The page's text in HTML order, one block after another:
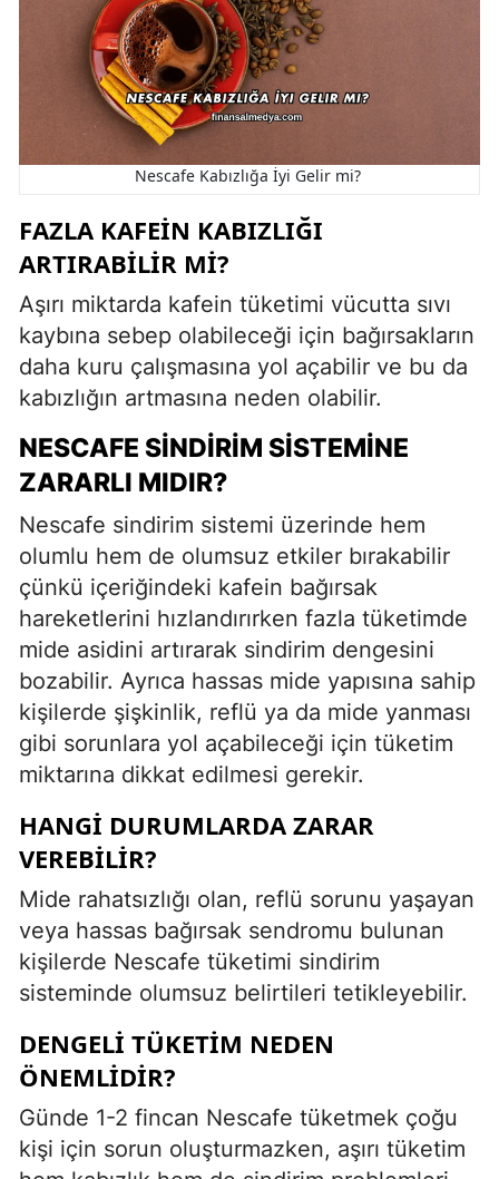
Nescafe Kabızlığa İyi Gelir mi?
FAZLA KAFEIN KABIZLIĞI
ARTIRABILIR MI?
Aşırı miktarda kafein tüketimi vücutta sıvı
kaybına sebep olabileceği için bağırsakların
daha kuru çalışmasına yol açabilir ve bu da
kabızlığın artmasına neden olabilir.
NESCAFE SINDIRIM SISTEMINE
ZARARLI MIDIR?
Nescafe sindirim sistemi üzerinde hem
olumlu hem de olumsuz etkiler bırakabilir
çünkü içeriğindeki kafein bağırsak
hareketlerini hızlandırırken fazla tüketimde
mide asidini artırarak sindirim dengesini
bozabilir. Ayrıca hassas mide yapısına sahip
kişilerde şişkinlik, reflü ya da mide yanması
gibi sorunlara yol açabileceği için tüketim
miktarına dikkat edilmesi gerekir.
HANGI DURUMLARDA ZARAR
VEREBILIR?
Mide rahatsızlığı olan, reflü sorunu yaşayan
veya hassas bağırsak sendromu bulunan
kişilerde Nescafe tüketimi sindirim
sisteminde olumsuz belirtileri tetikleyebilir.
DENGELI TÜKETIM NEDEN
ÖNEMLIDIR?
Günde 1-2 fincan Nescafe tüketmek çoğu
kişi için sorun oluşturmazken, aşırı tüketim